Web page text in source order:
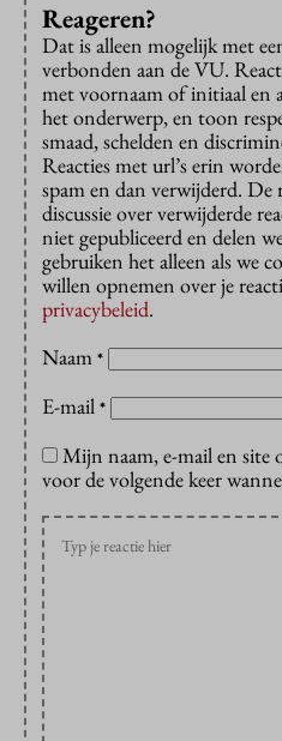
Reageren?
Dat is alleen mogelijk met
verbonden aan de VU.
met voornaam of initiaal en
het onderwerp, en toon
smaad, schelden en
Reacties met url’s erin
spam en dan verwijderd. De
discussie over verwijderde
niet gepubliceerd en delen
gebruiken het alleen als we
willen opnemen over je
privacybeleid.
Naam *
E-mail *
Mijn naam, e-mail en site
voor de volgende keer